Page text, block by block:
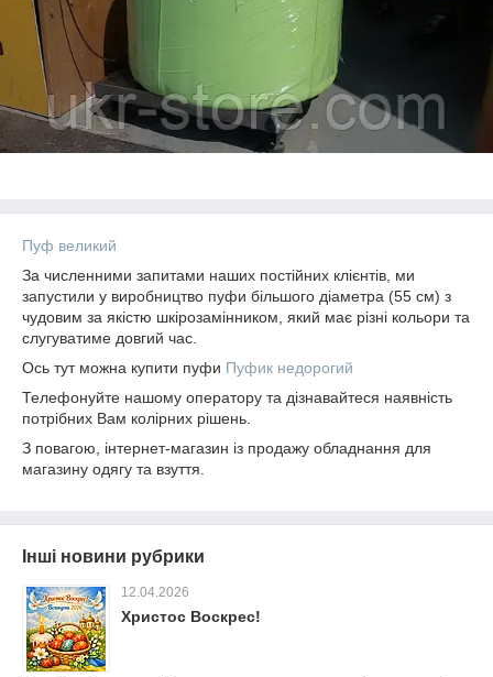
Пуф великий
За численними запитами наших постійних клієнтів, ми
запустили у виробництво пуфи більшого діаметра (55 см) з
чудовим за якістю шкірозамінником, який має різні кольори та
слугуватиме довгий час.
Ось тут можна купити пуфи Пуфик недорогий
Телефонуйте нашому оператору та дізнавайтеся наявність
потрібних Вам колірних рішень.
З повагою, інтернет-магазин із продажу обладнання для
магазину одягу та взуття.
Інші новини рубрики
12.04.2026
Христос Воскрес!